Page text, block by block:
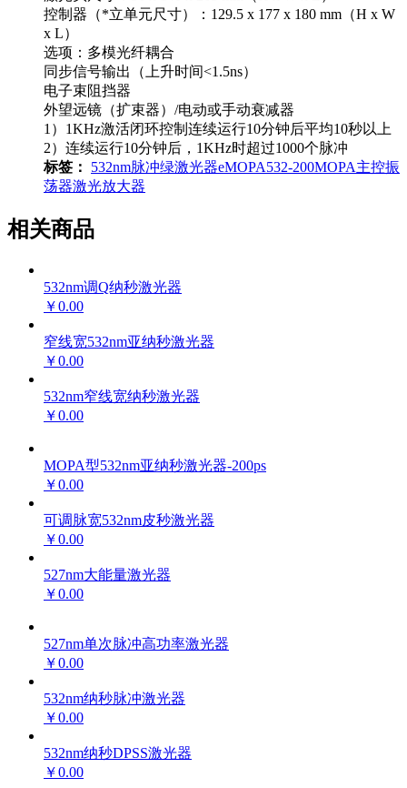
控制器（*立单元尺寸）：129.5 x 177 x 180 mm（H x W
x L）
选项：多模光纤耦合
同步信号输出（上升时间<1.5ns）
电子束阻挡器
外望远镜（扩束器）/电动或手动衰减器
1）1KHz激活闭环控制连续运行10分钟后平均10秒以上
2）连续运行10分钟后，1KHz时超过1000个脉冲
标签：
532nm脉冲绿激光器eMOPA532-200MOPA主控振
荡器激光放大器
相关商品
532nm调Q纳秒激光器
￥0.00
窄线宽532nm亚纳秒激光器
￥0.00
532nm窄线宽纳秒激光器
￥0.00
MOPA型532nm亚纳秒激光器-200ps
￥0.00
可调脉宽532nm皮秒激光器
￥0.00
527nm大能量激光器
￥0.00
527nm单次脉冲高功率激光器
￥0.00
532nm纳秒脉冲激光器
￥0.00
532nm纳秒DPSS激光器
￥0.00